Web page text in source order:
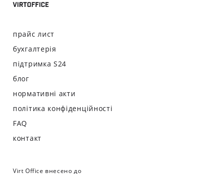
прайс лист
бухгалтерія
підтримка S24
блог
нормативні акти
політика конфіденційності
FAQ
контакт
Virt Office внесено до